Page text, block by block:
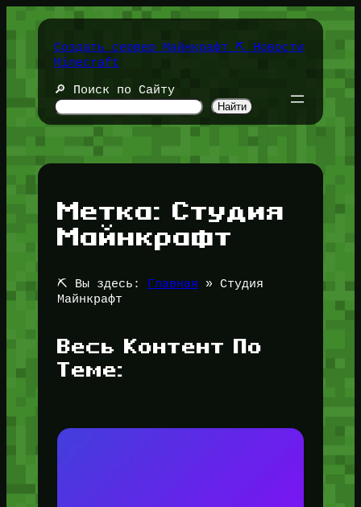
к
содержимомуСоздать сервер Майнкрафт ⛏️ Новости
Minecraft
🔎 Поиск по Сайту
Найти
Метка: Студия
Майнкрафт
⛏️ Вы здесь: Главная » Студия
Майнкрафт
Весь Контент По
Теме: